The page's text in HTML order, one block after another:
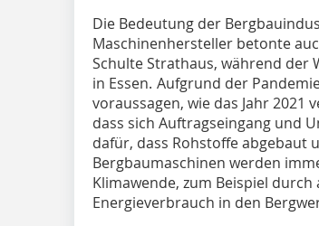
Die Bedeutung der
Maschinenhersteller betonte
Schulte Strathaus, während der
in Essen. Aufgrund der
voraussagen, wie das Jahr 2021
dass sich Auftragseingang und
dafür, dass Rohstoffe abgebaut
Bergbaumaschinen werden
Klimawende, zum Beispiel
Energieverbrauch in den